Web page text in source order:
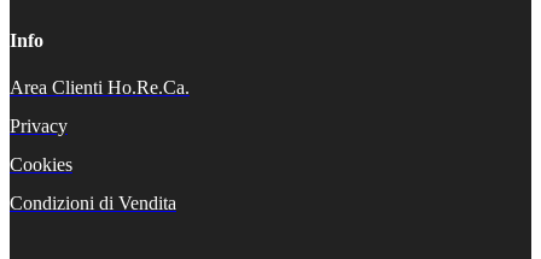
Info
Area Clienti Ho.Re.Ca.
Privacy
Cookies
Condizioni di Vendita